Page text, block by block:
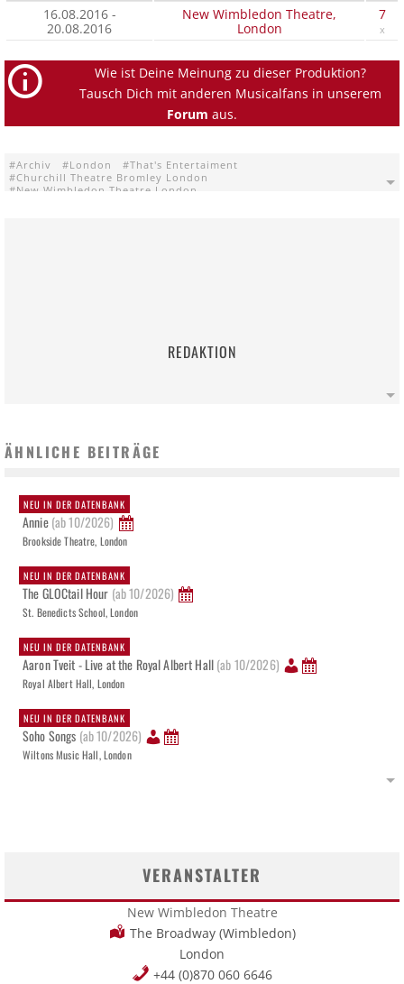
16.08.2016 -
20.08.2016
New Wimbledon Theatre,
London
7
x
Wie ist Deine Meinung zu dieser Produktion?
Tausch Dich mit anderen Musicalfans in unserem
Forum aus.
Archiv London
That's Entertaiment
Churchill Theatre Bromley London
New Wimbledon Theatre London
REDAKTION
ÄHNLICHE BEITRÄGE
NEU IN DER DATENBANK
Annie(ab 10/2026)
Brookside Theatre, London
NEU IN DER DATENBANK
The GLOCtail Hour (ab 10/2026)
St. Benedicts School, London
NEU IN DER DATENBANK
Aaron Tveit - Live at the Royal Albert Hall(ab 10/2026)
Royal Albert Hall, London
NEU IN DER DATENBANK
Soho Songs (ab 10/2026)
Wiltons Music Hall, London
VERANSTALTER
New Wimbledon Theatre
The Broadway (Wimbledon)
London
+44 (0)870 060 6646